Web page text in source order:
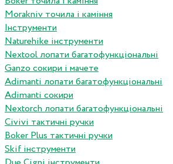
Morakniv точила і каміння
Інструменти
Naturehike інструменти
Nextool лопати багатофункціональні
Ganzo сокири і мачете
Adimanti лопати багатофункціональні
Adimanti сокири
Nextorch лопати багатофункціональні
Сivivi тактичні ручки
Boker Plus тактичні ручки
Skif інструменти